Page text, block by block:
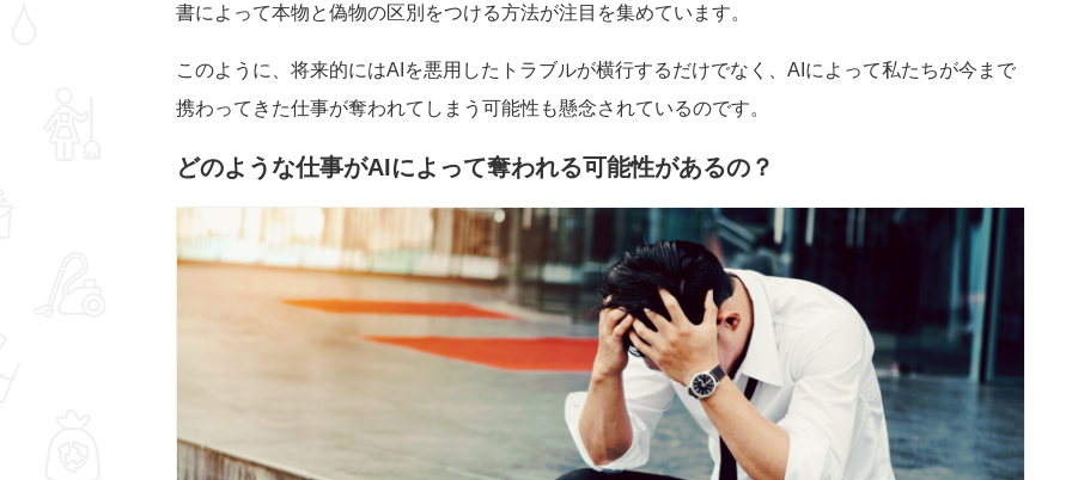
書によって本物と偽物の区別をつける方法が注目を集めています。
このように、将来的にはAIを悪用したトラブルが横行するだけでなく、AIによって私たちが今まで
携わってきた仕事が奪われてしまう可能性も懸念されているのです。
どのような仕事がAIによって奪われる可能性があるの？